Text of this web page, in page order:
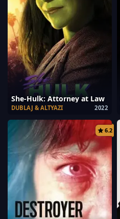
She-Hulk: Attorney at Law
2022
DUBLAJ & ALTYAZI
6.2